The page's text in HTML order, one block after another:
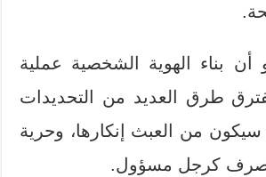
أن بناء الهوية الشخصية عملية
طرق العديد من التحديدات
سيكون من العبث إنكارها، وحرية
كرجل مسؤول.